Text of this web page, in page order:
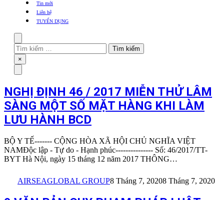
Tin mới
Liên hệ
TUYỂN DỤNG
Tìm
kiếm
cho:
Close
×
NGHỊ ĐỊNH 46 / 2017 MIỄN THỬ LÂM
SÀNG MỘT SỐ MẶT HÀNG KHI LÀM
LƯU HÀNH BCD
BỘ Y TẾ------- CỘNG HÒA XÃ HỘI CHỦ NGHĨA VIỆT
NAMĐộc lập - Tự do - Hạnh phúc--------------- Số: 46/2017/TT-
BYT Hà Nội, ngày 15 tháng 12 năm 2017 THÔNG…
AIRSEAGLOBAL GROUP8 Tháng 7, 20208 Tháng 7, 2020